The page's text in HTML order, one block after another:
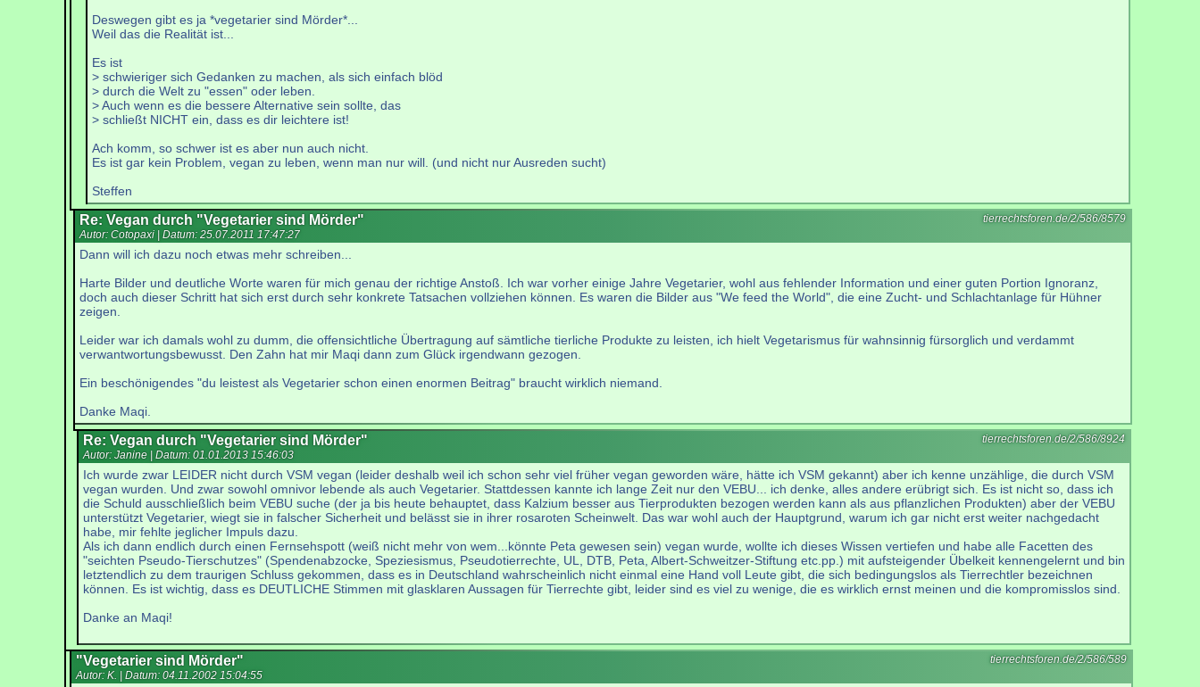
Deswegen gibt es ja *vegetarier sind Mörder*...
Weil das die Realität ist...
Es ist
> schwieriger sich Gedanken zu machen, als sich einfach blöd
> durch die Welt zu "essen" oder leben.
> Auch wenn es die bessere Alternative sein sollte, das
> schließt NICHT ein, dass es dir leichtere ist!
Ach komm, so schwer ist es aber nun auch nicht.
Es ist gar kein Problem, vegan zu leben, wenn man nur will. (und nicht nur Ausreden sucht)
Steffen
tierrechtsforen.de/2/586/8579
Re: Vegan durch "Vegetarier sind Mörder"
Autor: Cotopaxi | Datum: 25.07.2011 17:47:27
Dann will ich dazu noch etwas mehr schreiben...
Harte Bilder und deutliche Worte waren für mich genau der richtige Anstoß. Ich war vorher einige Jahre Vegetarier, wohl aus fehlender Information und einer guten Portion Ignoranz,
doch auch dieser Schritt hat sich erst durch sehr konkrete Tatsachen vollziehen können. Es waren die Bilder aus "We feed the World", die eine Zucht- und Schlachtanlage für Hühner
zeigen.
Leider war ich damals wohl zu dumm, die offensichtliche Übertragung auf sämtliche tierliche Produkte zu leisten, ich hielt Vegetarismus für wahnsinnig fürsorglich und verdammt
verwantwortungsbewusst. Den Zahn hat mir Maqi dann zum Glück irgendwann gezogen.
Ein beschönigendes "du leistest als Vegetarier schon einen enormen Beitrag" braucht wirklich niemand.
Danke Maqi.
tierrechtsforen.de/2/586/8924
Re: Vegan durch "Vegetarier sind Mörder"
Autor: Janine | Datum: 01.01.2013 15:46:03
Ich wurde zwar LEIDER nicht durch VSM vegan (leider deshalb weil ich schon sehr viel früher vegan geworden wäre, hätte ich VSM gekannt) aber ich kenne unzählige, die durch VSM
vegan wurden. Und zwar sowohl omnivor lebende als auch Vegetarier. Stattdessen kannte ich lange Zeit nur den VEBU... ich denke, alles andere erübrigt sich. Es ist nicht so, dass ich
die Schuld ausschließlich beim VEBU suche (der ja bis heute behauptet, dass Kalzium besser aus Tierprodukten bezogen werden kann als aus pflanzlichen Produkten) aber der VEBU
unterstützt Vegetarier, wiegt sie in falscher Sicherheit und belässt sie in ihrer rosaroten Scheinwelt. Das war wohl auch der Hauptgrund, warum ich gar nicht erst weiter nachgedacht
habe, mir fehlte jeglicher Impuls dazu.
Als ich dann endlich durch einen Fernsehspott (weiß nicht mehr von wem...könnte Peta gewesen sein) vegan wurde, wollte ich dieses Wissen vertiefen und habe alle Facetten des
"seichten Pseudo-Tierschutzes" (Spendenabzocke, Speziesismus, Pseudotierrechte, UL, DTB, Peta, Albert-Schweitzer-Stiftung etc.pp.) mit aufsteigender Übelkeit kennengelernt und bin
letztendlich zu dem traurigen Schluss gekommen, dass es in Deutschland wahrscheinlich nicht einmal eine Hand voll Leute gibt, die sich bedingungslos als Tierrechtler bezeichnen
können. Es ist wichtig, dass es DEUTLICHE Stimmen mit glasklaren Aussagen für Tierrechte gibt, leider sind es viel zu wenige, die es wirklich ernst meinen und die kompromisslos sind.
Danke an Maqi!
tierrechtsforen.de/2/586/589
"Vegetarier sind Mörder"
Autor: K. | Datum: 04.11.2002 15:04:55